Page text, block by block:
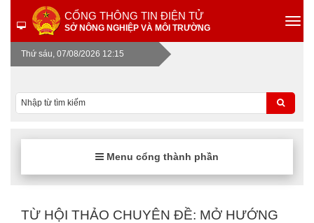
CỔNG THÔNG TIN ĐIỆN TỬ
SỞ NÔNG NGHIỆP VÀ MÔI TRƯỜNG
Thứ sáu, 07/08/2026 12:15
Menu cổng thành phần
TỪ HỘI THẢO CHUYÊN ĐỀ: MỞ HƯỚNG